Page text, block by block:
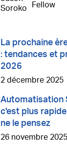
Fellow
La prochaine
: tendances et
2026
2 décembre 2025
Automatisation
c'est plus
ne le pensez
26 novembre 2025